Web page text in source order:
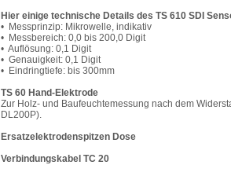
Hier einige technische Details des TS 610 SDI
• Messprinzip: Mikrowelle, indikativ
• Messbereich: 0,0 bis 200,0 Digit
• Auflösung: 0,1 Digit
• Genauigkeit: 0,1 Digit
• Eindringtiefe: bis 300mm
TS 60 Hand-Elektrode
Zur Holz- und Baufeuchtemessung nach dem
DL200P).
Ersatzelektrodenspitzen Dose
Verbindungskabel TC 20